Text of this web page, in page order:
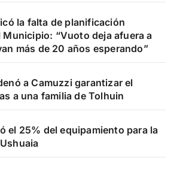
la falta de planificación
“Vuoto deja afuera a
más de 20 años esperando”
a Camuzzi garantizar el
a una familia de Tolhuin
el 25% del equipamiento para la